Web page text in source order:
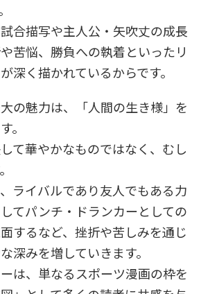
合描写や主人公・矢吹丈の成長
苦悩、勝負への執着といったリ
深く描かれているからです。
の魅力は、「人間の生き様」を
。
て華やかなものではなく、むし
ライバルであり友人でもある力
てパンチ・ドランカーとしての
するなど、挫折や苦しみを通じ
深みを増していきます。
は、単なるスポーツ漫画の枠を